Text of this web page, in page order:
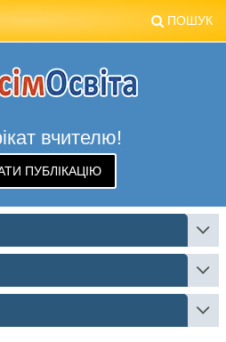
ПОШУК
вчителю!
ПУБЛІКАЦІЮ